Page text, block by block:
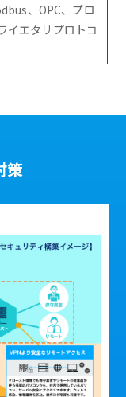
、OPC、プロ
イエタリプロトコ
策